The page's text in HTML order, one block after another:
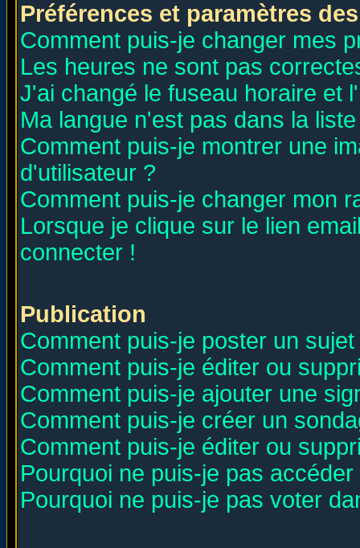
Préférences et paramètres
Comment puis-je changer mes
Les heures ne sont pas
J'ai changé le fuseau horaire et
Ma langue n'est pas dans la
Comment puis-je montrer une
d'utilisateur ?
Comment puis-je changer mon
Lorsque je clique sur le lien
connecter !
Publication
Comment puis-je poster un
Comment puis-je éditer ou
Comment puis-je ajouter une
Comment puis-je créer un
Comment puis-je éditer ou
Pourquoi ne puis-je pas
Pourquoi ne puis-je pas voter